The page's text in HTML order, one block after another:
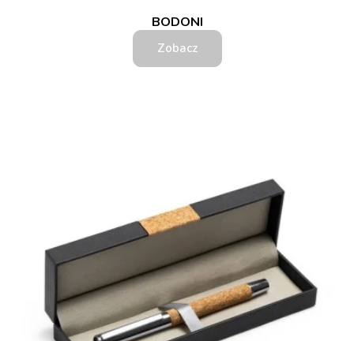
BODONI
Zobacz